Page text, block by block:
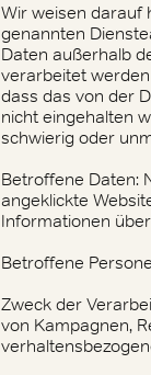
Wir weisen darauf
genannten
Daten außerhalb
verarbeitet
dass das von der
nicht eingehalten
schwierig oder
Betroffene Daten:
angeklickte
Informationen
Betroffene
Zweck der
von Kampagnen,